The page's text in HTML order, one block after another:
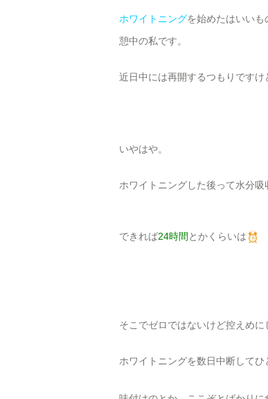
ホワイトニングを始めたはいい
憩中の私です。
近日中には再開するつもりですけ
いやはや。
ホワイトニングした後って水分
できれば24時間 とかくらいは
そこでゼロではないけど控えめに
ホワイトニングを数日中断してひ